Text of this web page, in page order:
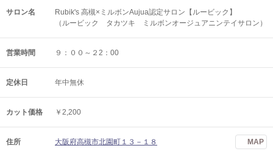
サロン名
Rubik's 高槻×ミルボンAujua認定サロン【ルービック】
（ルービック タカツキ ミルボンオージュアニンテイサロン）
営業時間 ９：００～２2：00
定休日 年中無休
カット価格 ￥2,200
住所 大阪府高槻市北園町１３－１８ MAP